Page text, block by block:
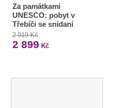
Za památkami
UNESCO: pobyt v
Třebíči se snídaní
2 919 Kč
2 899 Kč